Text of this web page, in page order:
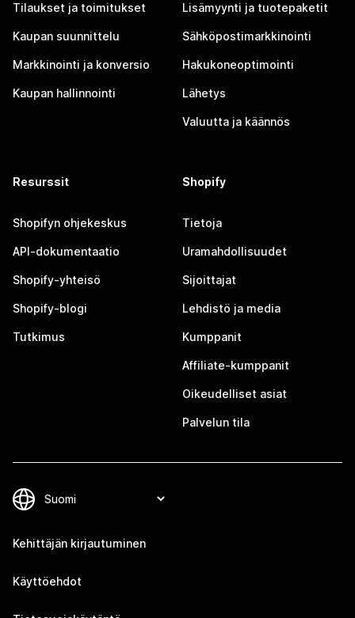
Tilaukset ja toimitukset
Kaupan suunnittelu
Markkinointi ja konversio
Kaupan hallinnointi
Lisämyynti ja tuotepaketit
Sähköpostimarkkinointi
Hakukoneoptimointi
Lähetys
Valuutta ja käännös
Resurssit
Shopifyn ohjekeskus
API-dokumentaatio
Shopify-yhteisö
Shopify-blogi
Tutkimus
Shopify
Tietoja
Uramahdollisuudet
Sijoittajat
Lehdistö ja media
Kumppanit
Affiliate-kumppanit
Oikeudelliset asiat
Palvelun tila
Kehittäjän kirjautuminen
Käyttöehdot